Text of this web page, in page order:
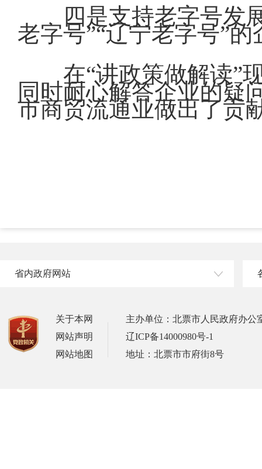
四是支持老字号发
老字号”“辽宁老字号”
在“讲政策做解读”
同时耐心解答企业的疑
市商贸流通业做出了贡
省内政府网站
关于本网
网站声明
网站地图
主办单位：北票市人民政府办公
辽ICP备14000980号-1
地址：北票市市府街8号